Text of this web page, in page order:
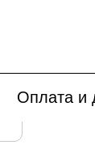
Оплата и